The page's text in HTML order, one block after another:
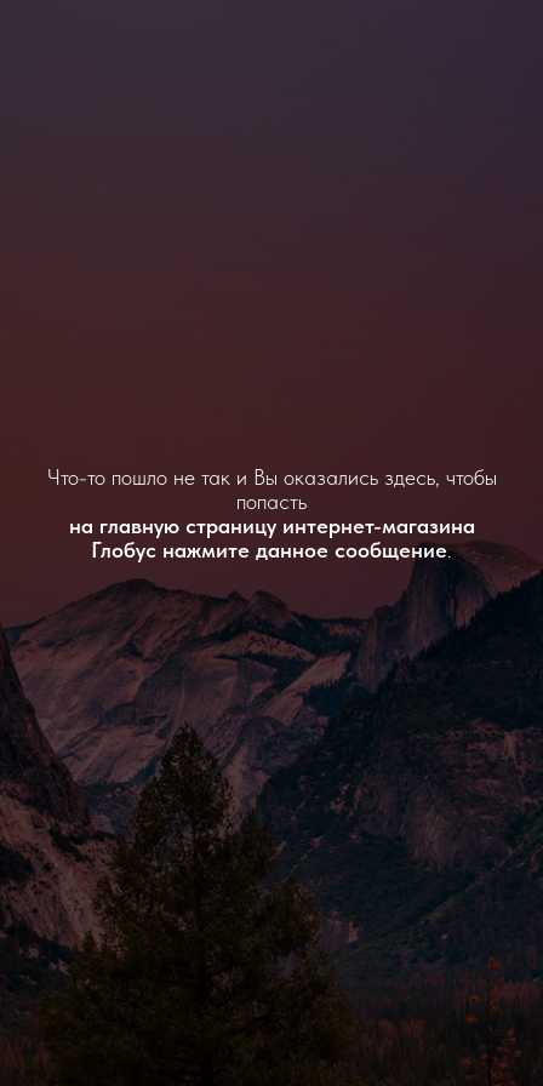
Что-то пошло не так и Вы оказались здесь, чтобы
попасть
на главную страницу интернет-магазина
Глобус нажмите данное сообщение.